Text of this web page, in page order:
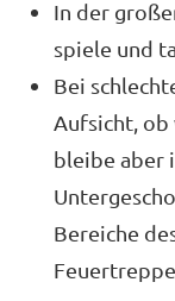
In der
spiele und
Bei
Aufsicht, ob
bleibe aber
Bereiche